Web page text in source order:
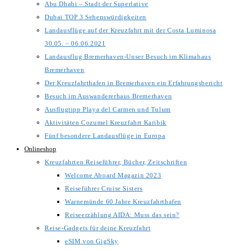
Abu Dhabi – Stadt der Superlative
Dubai TOP 3 Sehenswürdigkeiten
Landausflüge auf der Kreuzfahrt mit der Costa Luminosa
30.05. – 06.06.2021
Landausflug Bremerhaven-Unser Besuch im Klimahaus
Bremerhaven
Der Kreuzfahrthafen in Bremerhaven ein Erfahrungsbericht
Besuch im Auswandererhaus Bremerhaven
Ausflugtipp Playa del Carmen und Tulum
Aktivitäten Cozumel Kreuzfahrt Karibik
Fünf besondere Landausflüge in Europa
Onlineshop
Kreuzfahrten Reiseführer, Bücher, Zeitschriften
Welcome Aboard Magazin 2023
Reiseführer Cruise Sisters
Warnemünde 60 Jahre Kreuzfahrthafen
Reiseerzählung AIDA: Muss das sein?
Reise-Gadgets für deine Kreuzfahrt
eSIM von GigSky